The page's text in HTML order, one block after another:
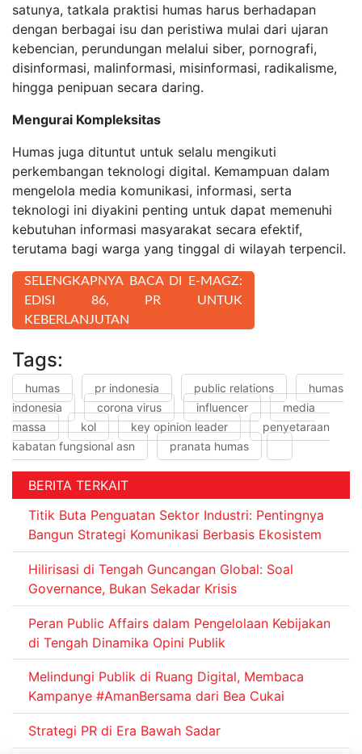
satunya, tatkala praktisi humas harus berhadapan
dengan berbagai isu dan peristiwa mulai dari ujaran
kebencian, perundungan melalui siber, pornografi,
disinformasi, malinformasi, misinformasi, radikalisme,
hingga penipuan secara daring.
Mengurai Kompleksitas
Humas juga dituntut untuk selalu mengikuti
perkembangan teknologi digital. Kemampuan dalam
mengelola media komunikasi, informasi, serta
teknologi ini diyakini penting untuk dapat memenuhi
kebutuhan informasi masyarakat secara efektif,
terutama bagi warga yang tinggal di wilayah terpencil.
SELENGKAPNYA BACA DI E-MAGZ:
EDISI 86, PR UNTUK
KEBERLANJUTAN
Tags:
humas pr indonesia public relations
humas
indonesia
corona virus influencer
media
massa
kol key opinion leader
penyetaraan
kabatan fungsional asn
pranata humas
BERITA TERKAIT
Titik Buta Penguatan Sektor Industri: Pentingnya
Bangun Strategi Komunikasi Berbasis Ekosistem
Hilirisasi di Tengah Guncangan Global: Soal
Governance, Bukan Sekadar Krisis
Peran Public Affairs dalam Pengelolaan Kebijakan
di Tengah Dinamika Opini Publik
Melindungi Publik di Ruang Digital, Membaca
Kampanye #AmanBersama dari Bea Cukai
Strategi PR di Era Bawah Sadar